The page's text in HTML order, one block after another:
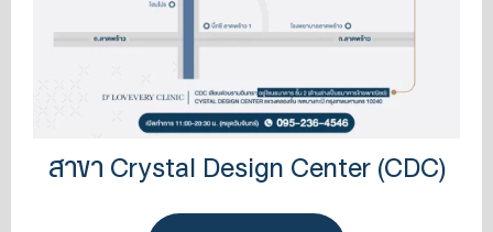
สาขา Crystal Design Center (CDC)